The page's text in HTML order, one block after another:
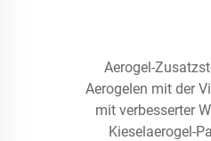
Aerogel-
Aerogelen mit der
mit verbesserter
Kieselaerogel-